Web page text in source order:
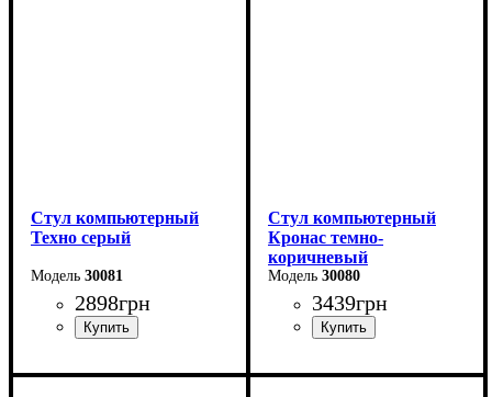
Стул компьютерный
Техно серый
30081
2898грн
Стул компьютерный
Кронас темно-
коричневый
30080
3439грн